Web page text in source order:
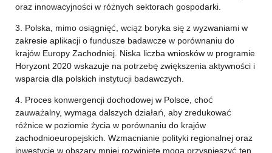
oraz innowacyjności w różnych sektorach gospodarki.
3. Polska, mimo osiągnięć, wciąż boryka się z wyzwaniami w
zakresie aplikacji o fundusze badawcze w porównaniu do
krajów Europy Zachodniej. Niska liczba wniosków w programie
Horyzont 2020 wskazuje na potrzebę zwiększenia aktywności i
wsparcia dla polskich instytucji badawczych.
4. Proces konwergencji dochodowej w Polsce, choć
zauważalny, wymaga dalszych działań, aby zredukować
różnice w poziomie życia w porównaniu do krajów
zachodnioeuropejskich. Wzmacnianie polityki regionalnej oraz
inwestycje w obszary mniej rozwinięte mogą przyspieszyć ten